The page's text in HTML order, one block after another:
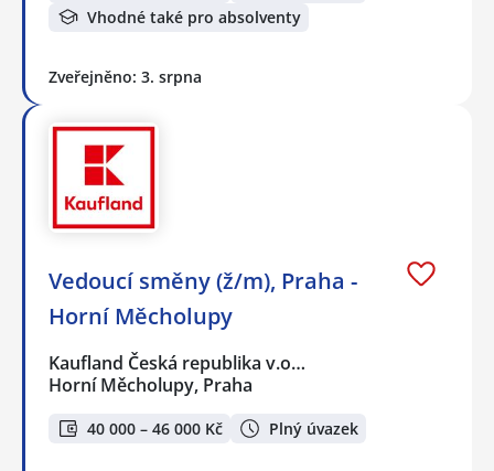
Vhodné také pro absolventy
Zveřejněno: 3. srpna
Vedoucí směny (ž/m), Praha -
Horní Měcholupy
Kaufland Česká republika v.o…
Horní Měcholupy, Praha
40 000 – 46 000 Kč Plný úvazek